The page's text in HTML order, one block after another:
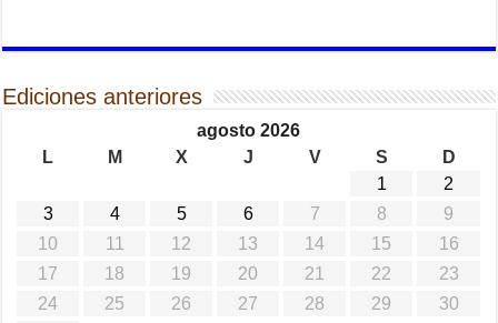
Ediciones anteriores
agosto 2026
L
M X J V S
D
1
2
3
4 5 6 7 8
9
10
11 12 13 14 15
16
17
18 19 20 21 22
23
24
25 26 27 28 29
30